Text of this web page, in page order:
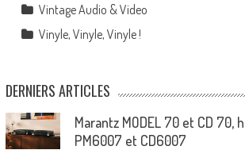
Vintage Audio & Video
Vinyle, Vinyle, Vinyle !
DERNIERS ARTICLES
Marantz MODEL 70 et CD 70,
PM6007 et CD6007